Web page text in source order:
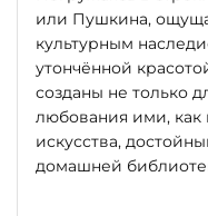
или Пушкина,
культурным
утончённой
созданы не только
любования ими,
искусства,
домашней